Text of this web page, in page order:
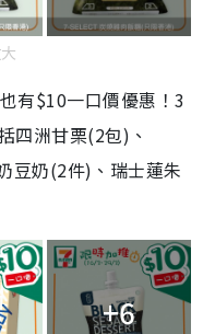
有$10一口價優惠！3
四洲甘栗(2包)、
豆奶(2件)、瑞士蓮朱
+6